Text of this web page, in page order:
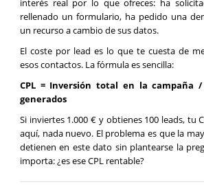
interés real por lo que ofreces: ha
rellenado un formulario, ha pedido una
un recurso a cambio de sus datos.
El coste por lead es lo que te cuesta de
esos contactos. La fórmula es sencilla:
CPL = Inversión total en la campaña
generados
Si inviertes 1.000 € y obtienes 100 leads, tu
aquí, nada nuevo. El problema es que la
detienen en este dato sin plantearse la
importa: ¿es ese CPL rentable?